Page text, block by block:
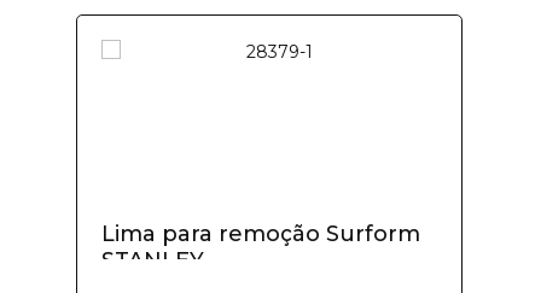
Lima para remoção Surform
STANLEY